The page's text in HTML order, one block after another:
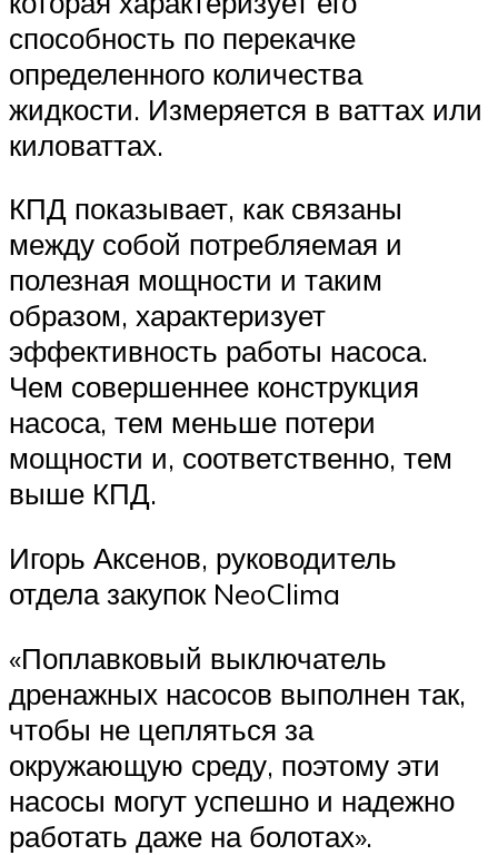
способность по перекачке
определенного количества
жидкости. Измеряется в ваттах или
киловаттах.
КПД показывает, как связаны
между собой потребляемая и
полезная мощности и таким
образом, характеризует
эффективность работы насоса.
Чем совершеннее конструкция
насоса, тем меньше потери
мощности и, соответственно, тем
выше КПД.
Игорь Аксенов, руководитель
отдела закупок NeoClima
«Поплавковый выключатель
дренажных насосов выполнен так,
чтобы не цепляться за
окружающую среду, поэтому эти
насосы могут успешно и надежно
работать даже на болотах».